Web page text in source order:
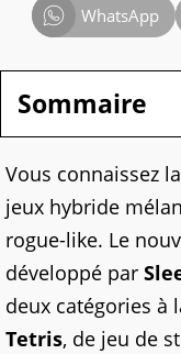
WhatsApp
Sommaire
Vous connaissez
jeux hybride
rogue-like. Le
développé par
deux catégories à
Tetris, de jeu de